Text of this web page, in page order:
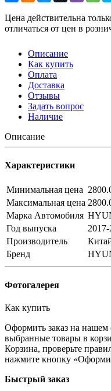
Цена действительна
отличаться от цен в
Описание
Как купить
Оплата
Доставка
Отзывы
Задать вопрос
Наличие
Описание
Характеристики
Минимальная цена
Максимальная цена
Марка Автомобиля
Год выпуска
Производитель
Бренд
Фотогалерея
Как купить
Оформить заказ на нашем
выбранные товары в
Корзина, проверьте
нажмите кнопку
Быстрый заказ